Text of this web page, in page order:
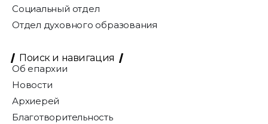
Социальный отдел
Отдел духовного образования
Поиск и навигация
Об епархии
Новости
Архиерей
Благотворительность